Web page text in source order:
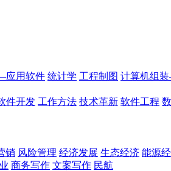
应用软件 统计学 工程制图 计算机组
件开发 工作方法 技术革新 软件工程
销 风险管理 经济发展 生态经济 能源
商务写作 文案写作 民航